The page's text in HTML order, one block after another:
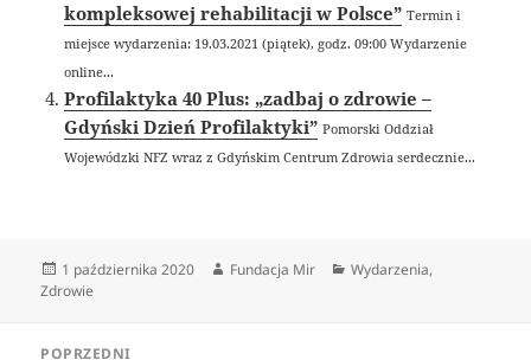
kompleksowej rehabilitacji w Polsce” Termin i
miejsce wydarzenia: 19.03.2021 (piątek), godz. 09:00 Wydarzenie
online...
Profilaktyka 40 Plus: „zadbaj o zdrowie –
Gdyński Dzień Profilaktyki” Pomorski Oddział
Wojewódzki NFZ wraz z Gdyńskim Centrum Zdrowia serdecznie...
Data
publikacji
1 października 2020 Autor
Fundacja Mir Kategorie
Wydarzenia,
Zdrowie
POPRZEDNI